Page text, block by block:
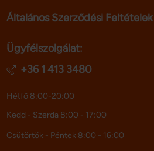
Általános Szerződési Feltételek
Ügyfélszolgálat:
+36 1 413 3480
Hétfő 8:00-20:00
Kedd - Szerda 8:00 - 17:00
Csütörtök - Péntek 8:00 - 16:00